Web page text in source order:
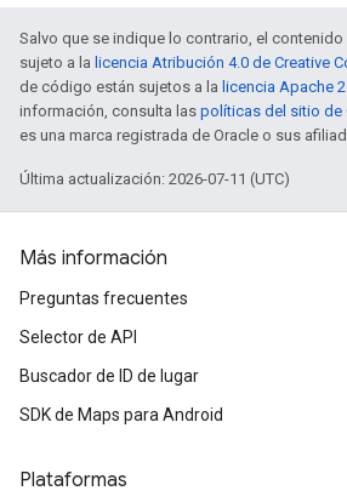
Salvo que se indique lo contrario, el
sujeto a la licencia Atribución 4.0 de Creative
de código están sujetos a la licencia Apache
información, consulta las políticas del sitio de
es una marca registrada de Oracle o sus
Última actualización: 2026-07-11 (UTC)
Más información
Preguntas frecuentes
Selector de API
Buscador de ID de lugar
SDK de Maps para Android
Plataformas